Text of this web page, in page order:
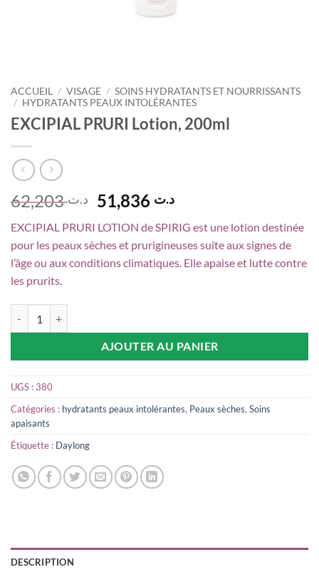
ACCUEIL / VISAGE / SOINS HYDRATANTS ET NOURRISSANTS
/ HYDRATANTS PEAUX INTOLÉRANTES
EXCIPIAL PRURI Lotion, 200ml
د.ت62,203
Le
prix
initial
était :
د.ت 62,203.
د.تLe
actuel
est :
د.ت 51,836.
EXCIPIAL PRURI LOTION de SPIRIG est une lotion destinée
pour les peaux sèches et prurigineuses suite aux signes de
l’âge ou aux conditions climatiques. Elle apaise et lutte contre
les prurits.
AJOUTER AU PANIER
UGS :380
Catégories : hydratants peaux intolérantes, Peaux sèches, Soins
apaisants
Étiquette : Daylong
DESCRIPTION